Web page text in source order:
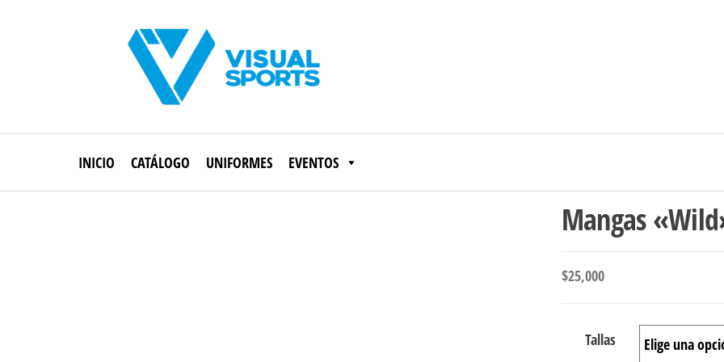
INICIO CATÁLOGO UNIFORMES EVENTOS
Mangas
$25,000
Tallas